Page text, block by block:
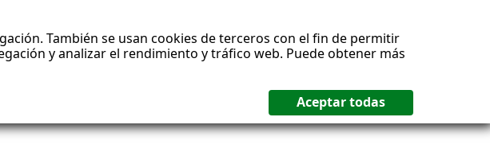
También se usan cookies de terceros con el fin de permitir
y analizar el rendimiento y tráfico web. Puede obtener más